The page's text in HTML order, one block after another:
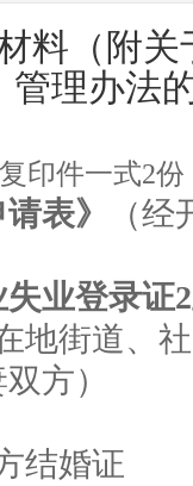
料（附
管理办法
印件一式2份
表》
（
业登录证2
地街道、
方）
结婚证